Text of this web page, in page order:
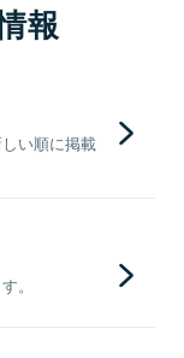
報
い順に掲載
。